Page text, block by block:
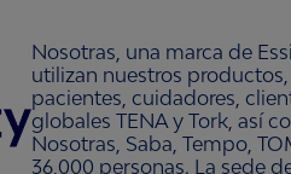
Nosotras, una marca de
utilizan nuestros
pacientes, cuidadores,
globales TENA y Tork, así
Nosotras, Saba, Tempo,
36,000 personas. La sede